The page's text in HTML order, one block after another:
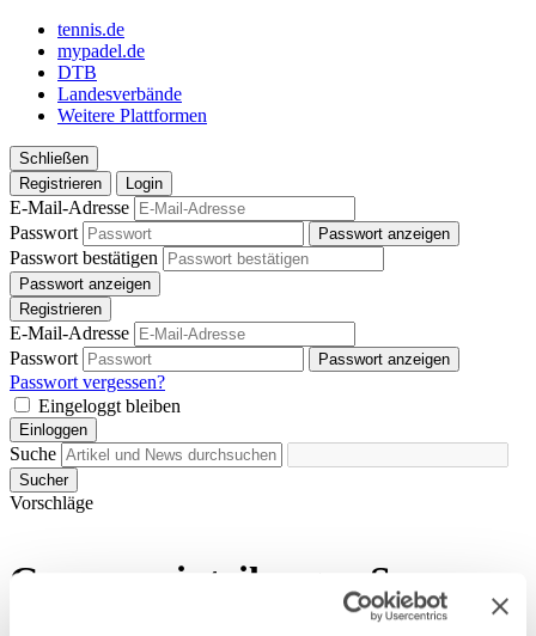
tennis.de
mypadel.de
DTB
Landesverbände
Weitere Plattformen
Schließen
Registrieren
Login
E-Mail-Adresse
Passwort
Passwort anzeigen
Passwort bestätigen
Passwort anzeigen
Registrieren
E-Mail-Adresse
Passwort
Passwort anzeigen
Passwort vergessen?
Eingeloggt bleiben
Einloggen
Suche
Sucher
Vorschläge
Gruppeneinteilungen Sommer